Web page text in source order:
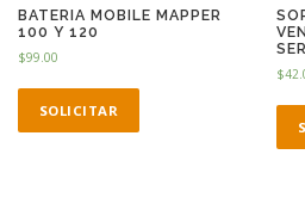
BATERIA MOBILE MAPPER
100 Y 120
$99.00
SOLICITAR
$